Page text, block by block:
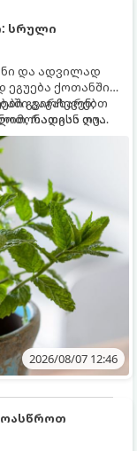
სრული
და ადვილად
ქოთანში
გვირჩევენ,
რადგან ღია
ძალიან
ავიწროებს.
გაგახარებთ
თუ
2026/08/07 12:46